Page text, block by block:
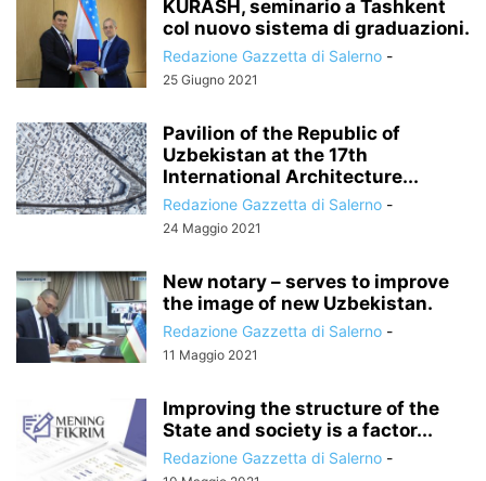
KURASH, seminario a Tashkent
col nuovo sistema di graduazioni.
Redazione Gazzetta di Salerno -
25 Giugno 2021
Pavilion of the Republic of
Uzbekistan at the 17th
International Architecture...
Redazione Gazzetta di Salerno -
24 Maggio 2021
New notary – serves to improve
the image of new Uzbekistan.
Redazione Gazzetta di Salerno -
11 Maggio 2021
Improving the structure of the
State and society is a factor...
Redazione Gazzetta di Salerno -